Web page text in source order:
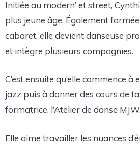
Initiée au modern’ et street,
plus jeune âge. Également
cabaret, elle devient danseuse
et intègre plusieurs compagnies.
C’est ensuite qu’elle commence à
jazz puis à donner des cours de
formatrice, l’Atelier de danse MJW.
Elle aime travailler les nuances